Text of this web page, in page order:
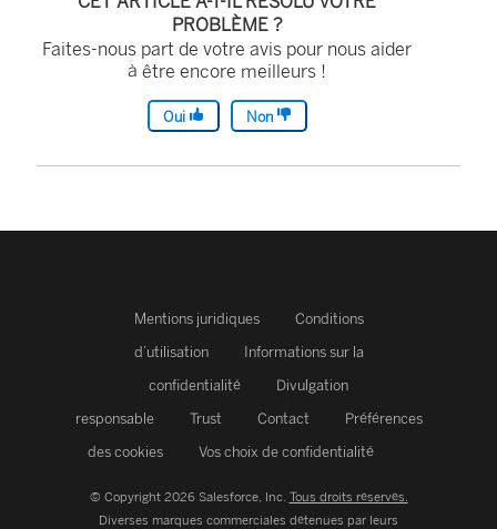
PROBLÈME ?
Faites-nous part de votre avis pour nous aider
à être encore meilleurs !
Oui Non
Mentions juridiques
Conditions
d’utilisation
Informations sur la
confidentialité
Divulgation
responsable
Trust Contact
Préférences
des cookies
Vos choix de confidentialité
© Copyright 2026 Salesforce, Inc. Tous droits réservés.
Diverses marques commerciales détenues par leurs